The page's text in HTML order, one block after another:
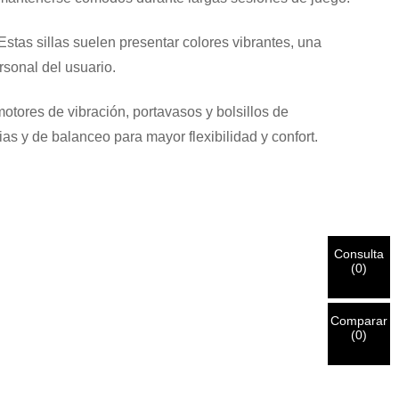
sillas suelen presentar colores vibrantes, una
del usuario.
de vibración, portavasos y bolsillos de
y de balanceo para mayor flexibilidad y confort.
Consulta
(0)
Comparar
(0)